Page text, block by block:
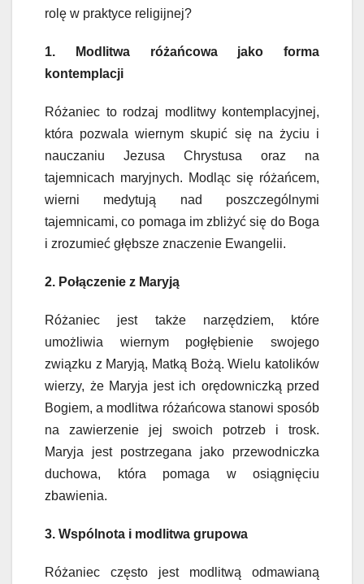
rolę w praktyce religijnej?
1. Modlitwa różańcowa jako forma
kontemplacji
Różaniec to rodzaj modlitwy kontemplacyjnej,
która pozwala wiernym skupić się na życiu i
nauczaniu Jezusa Chrystusa oraz na
tajemnicach maryjnych. Modląc się różańcem,
wierni medytują nad poszczególnymi
tajemnicami, co pomaga im zbliżyć się do Boga
i zrozumieć głębsze znaczenie Ewangelii.
2. Połączenie z Maryją
Różaniec jest także narzędziem, które
umożliwia wiernym pogłębienie swojego
związku z Maryją, Matką Bożą. Wielu katolików
wierzy, że Maryja jest ich orędowniczką przed
Bogiem, a modlitwa różańcowa stanowi sposób
na zawierzenie jej swoich potrzeb i trosk.
Maryja jest postrzegana jako przewodniczka
duchowa, która pomaga w osiągnięciu
zbawienia.
3. Wspólnota i modlitwa grupowa
Różaniec często jest modlitwą odmawianą